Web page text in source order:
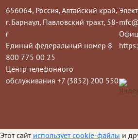
656064, Россия, Алтайский край,
г. Барнаул, Павловский тракт, 58-
г
Единый федеральный номер 8
800 775 00 25
Центр телефонного
обслуживания +7 (3852) 200 550
Этот сайт использует cookie-файлы и